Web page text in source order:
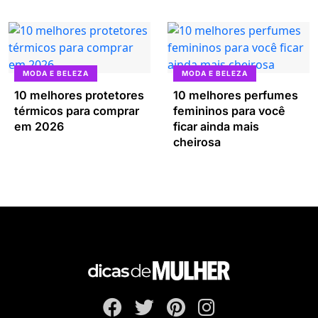
MODA E BELEZA
10 melhores protetores
térmicos para comprar
em 2026
MODA E BELEZA
10 melhores perfumes
femininos para você
ficar ainda mais
cheirosa